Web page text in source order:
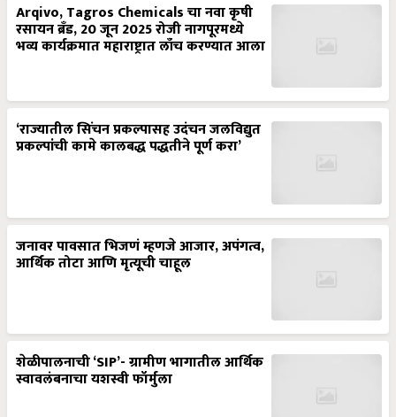
Arqivo, Tagros Chemicals चा नवा कृषी
रसायन ब्रँड, 20 जून 2025 रोजी नागपूरमध्ये
भव्य कार्यक्रमात महाराष्ट्रात लाँच करण्यात आला
‘राज्यातील सिंचन प्रकल्पासह उदंचन जलविद्युत
प्रकल्पांची कामे कालबद्ध पद्धतीने पूर्ण करा’
जनावर पावसात भिजणं म्हणजे आजार, अपंगत्व,
आर्थिक तोटा आणि मृत्यूची चाहूल
शेळीपालनाची ‘SIP’- ग्रामीण भागातील आर्थिक
स्वावलंबनाचा यशस्वी फॉर्मुला